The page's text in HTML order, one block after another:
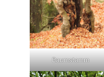
Baumstamm